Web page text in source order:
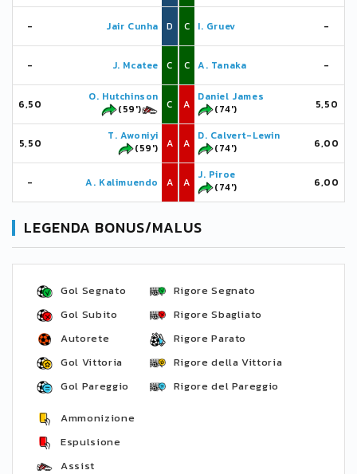
- Jair Cunha D
- J. Mcatee C
6,50
O. Hutchinson
(59')
C
5,50
T. Awoniyi
(59')
A
- A. Kalimuendo A
C I. Gruev -
C A. Tanaka -
A
Daniel James
(74')
5,50
A
D. Calvert-Lewin
(74')
6,00
A
J. Piroe
(74')
6,00
LEGENDA BONUS/MALUS
Gol Segnato
Gol Subito
Autorete
Gol Vittoria
Gol Pareggio
Rigore Segnato
Rigore Sbagliato
Rigore Parato
Rigore della Vittoria
Rigore del Pareggio
Ammonizione
Espulsione
Assist